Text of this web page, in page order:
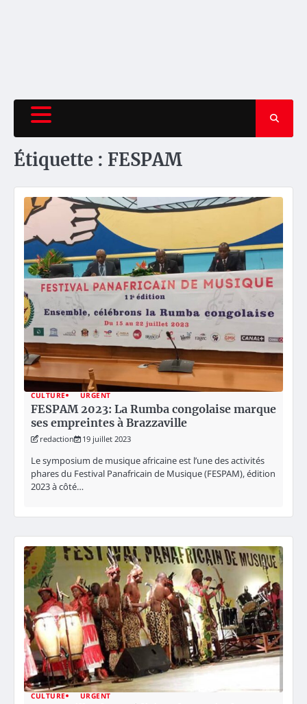
Étiquette : FESPAM
CULTURE URGENT
FESPAM 2023: La Rumba congolaise marque
ses empreintes à Brazzaville
redaction 19 juillet 2023
Le symposium de musique africaine est l’une des activités
phares du Festival Panafricain de Musique (FESPAM), édition
2023 à côté…
CULTURE URGENT